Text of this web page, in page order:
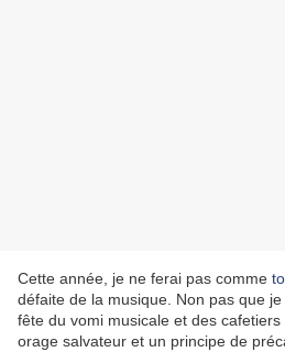
Cette année, je ne ferai pas comme
défaite de la musique. Non pas que
fête du vomi musicale et des
orage salvateur et un principe de